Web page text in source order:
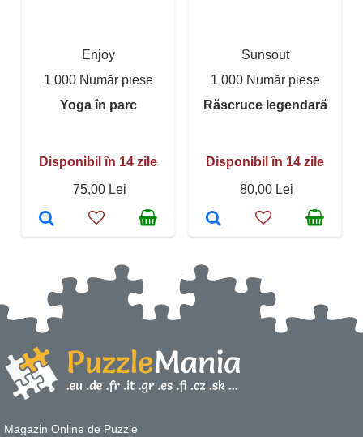
Enjoy
1 000 Număr piese
Yoga în parc
Disponibil în 14 zile
75,00 Lei
Sunsout
1 000 Număr piese
Răscruce legendară
Disponibil în 14 zile
80,00 Lei
Magazin Online de Puzzle